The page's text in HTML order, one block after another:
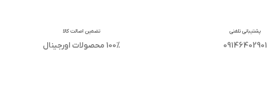
پشتیبانی تلفنی
09146402901
تضمین اصالت کالا
100% محصولات اورجینال